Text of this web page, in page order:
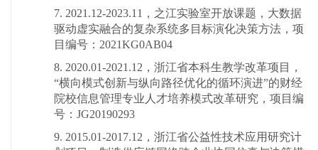
7. 2021.12-2023.11 ， 之江实验室开放课题，大数据
驱动虚实融合的复杂系统多目标演化决策方法，项
目编号：2021KG0AB04
8. 2020.01-2021.12 ， 浙江省本科生教学改革项目，
“横向模式创新与纵向路径优化的循环演进”的财经
院校信息管理专业人才培养模式改革研究，项目编
号：JG20190293
9. 2015.01-2017.12 ， 浙江省公益性技术应用研究计